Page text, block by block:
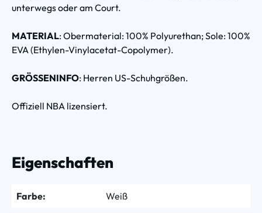
unterwegs oder am Court.
MATERIAL: Obermaterial: 100% Polyurethan; Sole: 100%
EVA (Ethylen-Vinylacetat-Copolymer).
GRÖSSENINFO: Herren US-Schuhgrößen.
Offiziell NBA lizensiert.
Eigenschaften
Farbe: Weiß